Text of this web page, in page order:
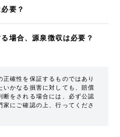
要？
場合、源泉徴収は必要？
確性を保証するものではあり
いかなる損害に対しても、賠償
をされる場合には、必ず公認
にご確認の上、行ってくださ